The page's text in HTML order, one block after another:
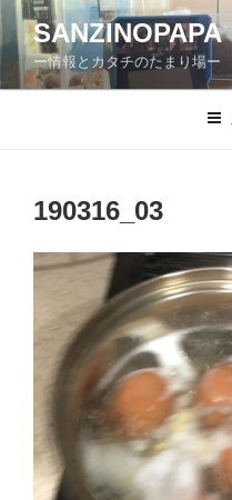
コ
ン
SANZINOPAPA
ー情報とカタチのたまり場ー
190316_03